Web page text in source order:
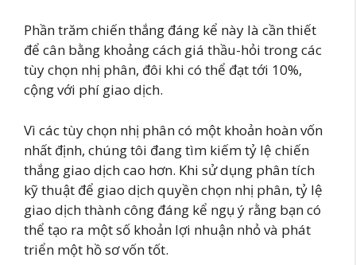
Phần trăm chiến thắng đáng kể này là cần thiết
để cân bằng khoảng cách giá thầu-hỏi trong các
tùy chọn nhị phân, đôi khi có thể đạt tới 10%,
cộng với phí giao dịch.
Vì các tùy chọn nhị phân có một khoản hoàn vốn
nhất định, chúng tôi đang tìm kiếm tỷ lệ chiến
thắng giao dịch cao hơn. Khi sử dụng phân tích
kỹ thuật để giao dịch quyền chọn nhị phân, tỷ lệ
giao dịch thành công đáng kể ngụ ý rằng bạn có
thể tạo ra một số khoản lợi nhuận nhỏ và phát
triển một hồ sơ vốn tốt.